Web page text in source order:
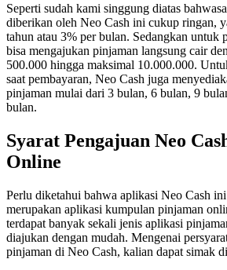
Seperti sudah kami singgung diatas
diberikan oleh Neo Cash ini cukup ringan,
tahun atau 3% per bulan. Sedangkan untuk
bisa mengajukan pinjaman langsung cair
500.000 hingga maksimal 10.000.000.
saat pembayaran, Neo Cash juga
pinjaman mulai dari 3 bulan, 6 bulan, 9
bulan.
Syarat Pengajuan Neo
Online
Perlu diketahui bahwa aplikasi Neo Cash
merupakan aplikasi kumpulan pinjaman
terdapat banyak sekali jenis aplikasi
diajukan dengan mudah. Mengenai
pinjaman di Neo Cash, kalian dapat simak